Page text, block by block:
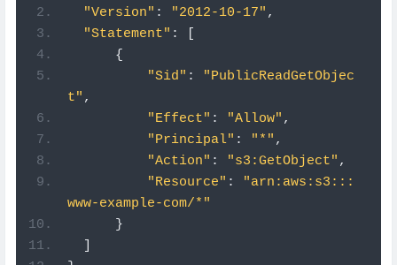
"Version" : "2012-10-17" ,
"Statement" :
{
"Sid" :
"PublicReadGetObjec
t" ,
"Effect" : "Allow" ,
"Principal" : "*" ,
"Action" : "s3:GetObject" ,
"Resource" :
"arn:aws:s3:::
www-example-com/*"
}